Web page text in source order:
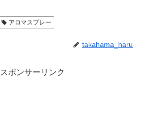
アロマスプレー
takahama_haru
スポンサーリンク